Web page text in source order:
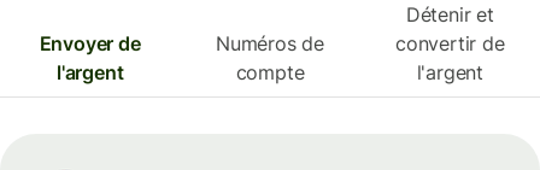
Envoyer de
l'argent
Numéros de
compte
Détenir et
convertir de
l'argent